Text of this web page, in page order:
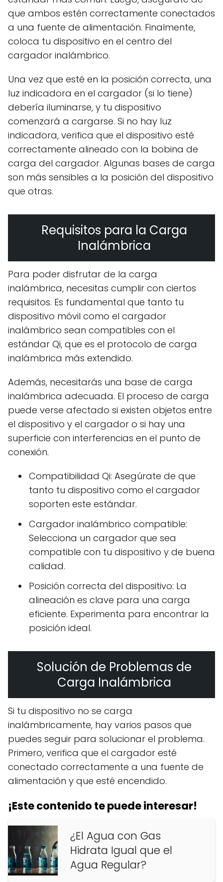
que ambos estén correctamente conectados
a una fuente de alimentación. Finalmente,
coloca tu dispositivo en el centro del
cargador inalámbrico.
Una vez que esté en la posición correcta, una
luz indicadora en el cargador (si lo tiene)
debería iluminarse, y tu dispositivo
comenzará a cargarse. Si no hay luz
indicadora, verifica que el dispositivo esté
correctamente alineado con la bobina de
carga del cargador. Algunas bases de carga
son más sensibles a la posición del dispositivo
que otras.
Requisitos para la Carga
Inalámbrica
Para poder disfrutar de la carga
inalámbrica, necesitas cumplir con ciertos
requisitos. Es fundamental que tanto tu
dispositivo móvil como el cargador
inalámbrico sean compatibles con el
estándar Qi, que es el protocolo de carga
inalámbrica más extendido.
Además, necesitarás una base de carga
inalámbrica adecuada. El proceso de carga
puede verse afectado si existen objetos entre
el dispositivo y el cargador o si hay una
superficie con interferencias en el punto de
conexión.
Compatibilidad Qi: Asegúrate de que
tanto tu dispositivo como el cargador
soporten este estándar.
Cargador inalámbrico compatible:
Selecciona un cargador que sea
compatible con tu dispositivo y de buena
calidad.
Posición correcta del dispositivo: La
alineación es clave para una carga
eficiente. Experimenta para encontrar la
posición ideal.
Solución de Problemas de
Carga Inalámbrica
Si tu dispositivo no se carga
inalámbricamente, hay varios pasos que
puedes seguir para solucionar el problema.
Primero, verifica que el cargador esté
conectado correctamente a una fuente de
alimentación y que esté encendido.
¡Este contenido te puede interesar!
¿El Agua con Gas
Hidrata Igual que el
Agua Regular?